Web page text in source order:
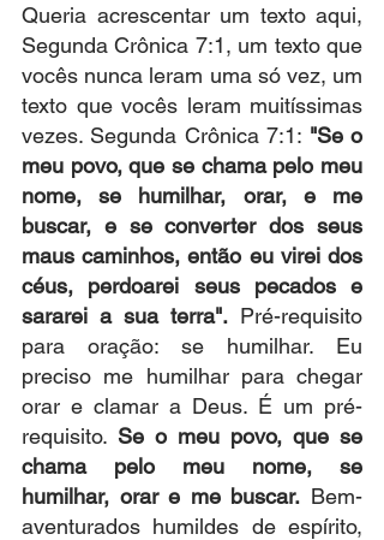
Queria acrescentar um texto aqui,
Segunda Crônica 7:1, um texto que
vocês nunca leram uma só vez, um
texto que vocês leram muitíssimas
vezes. Segunda Crônica 7:1: "Se o
meu povo, que se chama pelo meu
nome, se humilhar, orar, e me
buscar, e se converter dos seus
maus caminhos, então eu virei dos
céus, perdoarei seus pecados e
sararei a sua terra". Pré-requisito
para oração: se humilhar. Eu
preciso me humilhar para chegar
orar e clamar a Deus. É um pré-
requisito. Se o meu povo, que se
chama pelo meu nome, se
humilhar, orar e me buscar. Bem-
aventurados humildes de espírito,